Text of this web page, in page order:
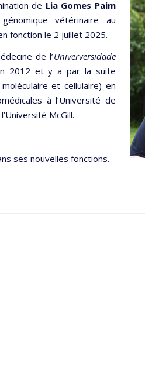
de Lia Gomes Paim
vétérinaire au
fonction le 2 juillet 2025.
de l’Univerversidade
2012 et y a par la suite
et cellulaire) en
à l’Université de
McGill.
ses nouvelles fonctions.